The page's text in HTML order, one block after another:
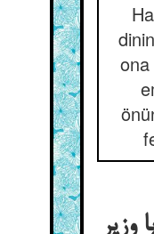
ona
وزیر